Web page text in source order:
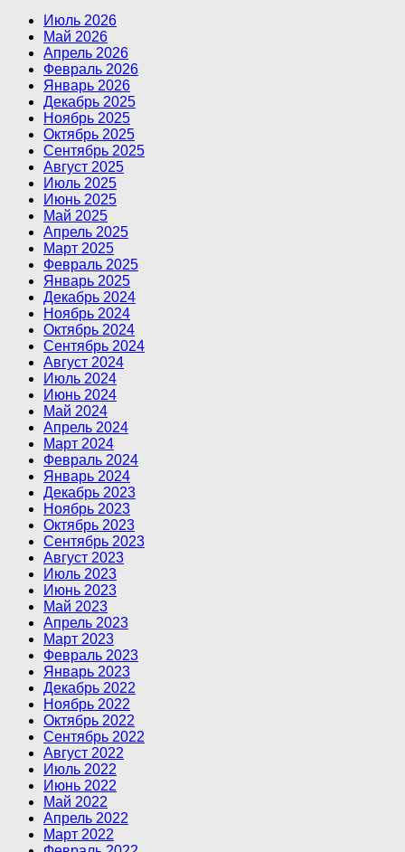
Июль 2026
Май 2026
Апрель 2026
Февраль 2026
Январь 2026
Декабрь 2025
Ноябрь 2025
Октябрь 2025
Сентябрь 2025
Август 2025
Июль 2025
Июнь 2025
Май 2025
Апрель 2025
Март 2025
Февраль 2025
Январь 2025
Декабрь 2024
Ноябрь 2024
Октябрь 2024
Сентябрь 2024
Август 2024
Июль 2024
Июнь 2024
Май 2024
Апрель 2024
Март 2024
Февраль 2024
Январь 2024
Декабрь 2023
Ноябрь 2023
Октябрь 2023
Сентябрь 2023
Август 2023
Июль 2023
Июнь 2023
Май 2023
Апрель 2023
Март 2023
Февраль 2023
Январь 2023
Декабрь 2022
Ноябрь 2022
Октябрь 2022
Сентябрь 2022
Август 2022
Июль 2022
Июнь 2022
Май 2022
Апрель 2022
Март 2022